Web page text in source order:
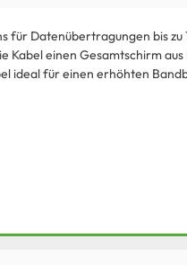
Datenübertragungen bis
einen Gesamtschirm
ideal für einen erhöhten